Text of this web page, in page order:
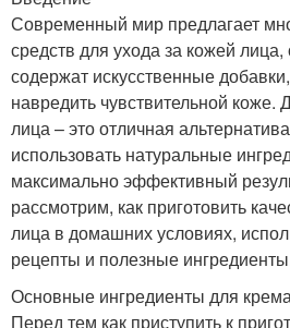
Современный мир предлагает
средств для ухода за кожей
содержат искусственные
навредить чувствительной
лица – это отличная
использовать натуральные
максимально эффективный
рассмотрим, как приготовить
лица в домашних условиях,
рецепты и полезные
Основные ингредиенты для
Перед тем как приступить к